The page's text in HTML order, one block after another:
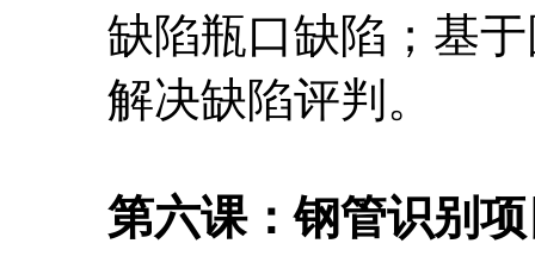
缺陷瓶口缺陷；基
解决缺陷评判。
第六课：钢管识别